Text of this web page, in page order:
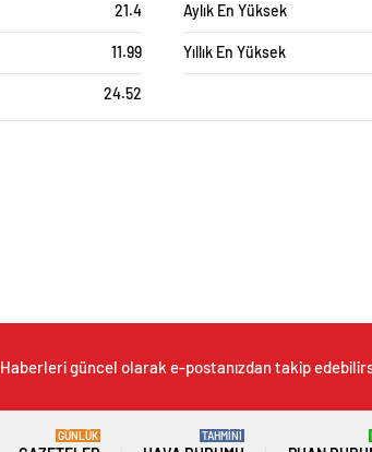
21.4 Aylık En Yüksek
11.99 Yıllık En Yüksek
24.52
Haberleri güncel olarak e-postanızdan takip
GÜNLÜK TAHMİNİ